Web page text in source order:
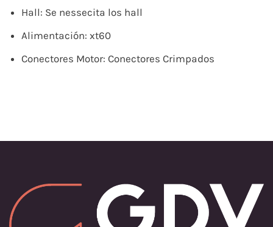
Hall: Se nessecita los hall
Alimentación: xt60
Conectores Motor: Conectores Crimpados